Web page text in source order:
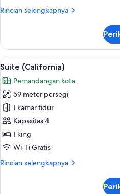
King,
Rincian selengkapnya
Rincian
Kamar
Premier,
1
Tempat
Tidur
King,
balkon
Lihat
semua
foto
untuk
Suite
(California)
4
Suite (California)
Pemandangan kota
59 meter persegi
1 kamar tidur
Kapasitas 4
1 king
Wi-Fi Gratis
Rincian selengkapnya
Rincian